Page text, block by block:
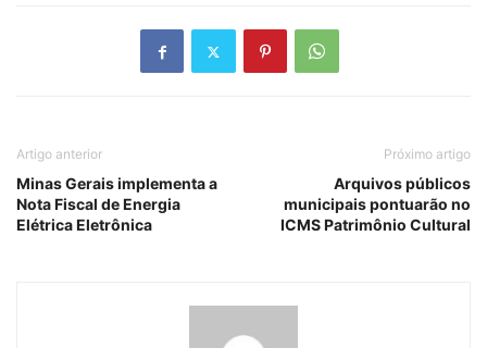
Artigo anterior
Minas Gerais implementa a
Nota Fiscal de Energia
Elétrica Eletrônica
Próximo artigo
Arquivos públicos
municipais pontuarão no
ICMS Patrimônio Cultural